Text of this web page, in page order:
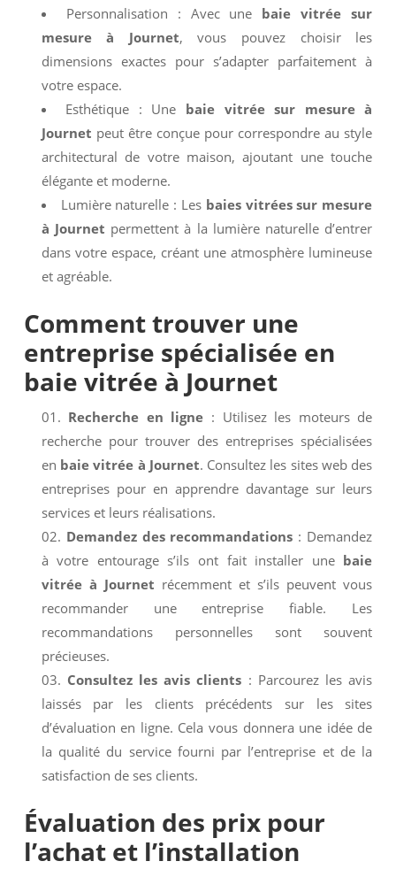
Personnalisation : Avec une baie vitrée sur
mesure à Journet, vous pouvez choisir les
dimensions exactes pour s’adapter parfaitement à
votre espace.
Esthétique : Une baie vitrée sur mesure à
Journet peut être conçue pour correspondre au style
architectural de votre maison, ajoutant une touche
élégante et moderne.
Lumière naturelle : Les baies vitrées sur mesure
à Journet permettent à la lumière naturelle d’entrer
dans votre espace, créant une atmosphère lumineuse
et agréable.
Comment trouver une
entreprise spécialisée en
baie vitrée à Journet
Recherche en ligne : Utilisez les moteurs de
recherche pour trouver des entreprises spécialisées
en baie vitrée à Journet. Consultez les sites web des
entreprises pour en apprendre davantage sur leurs
services et leurs réalisations.
Demandez des recommandations : Demandez
à votre entourage s’ils ont fait installer une baie
vitrée à Journet récemment et s’ils peuvent vous
recommander une entreprise fiable. Les
recommandations personnelles sont souvent
précieuses.
Consultez les avis clients : Parcourez les avis
laissés par les clients précédents sur les sites
d’évaluation en ligne. Cela vous donnera une idée de
la qualité du service fourni par l’entreprise et de la
satisfaction de ses clients.
Évaluation des prix pour
l’achat et l’installation